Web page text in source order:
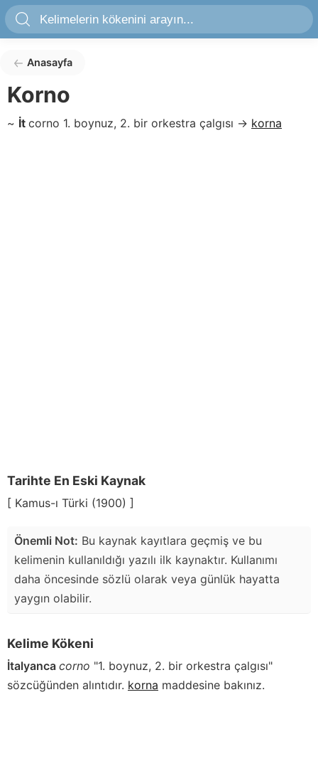
Anasayfa
Korno
~ İt corno 1. boynuz, 2. bir orkestra çalgısı → korna
Tarihte En Eski Kaynak
[ Kamus-ı Türki (1900) ]
Önemli Not: Bu kaynak kayıtlara geçmiş ve bu
kelimenin kullanıldığı yazılı ilk kaynaktır. Kullanımı
daha öncesinde sözlü olarak veya günlük hayatta
yaygın olabilir.
Kelime Kökeni
İtalyanca corno "1. boynuz, 2. bir orkestra çalgısı"
sözcüğünden alıntıdır. korna maddesine bakınız.